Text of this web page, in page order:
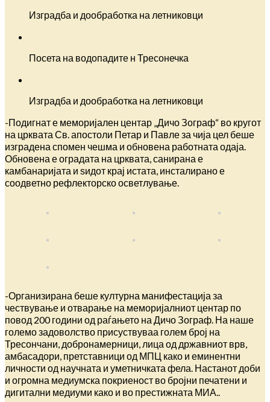
Изградба и дообработка на летниковци
Посета на водопадите н Тресонечка
Изградба и дообработка на летниковци
-Подигнат е меморијален центар „Дичо Зограф“ во кругот
на црквата Св. апостоли Петар и Павле за чија цел беше
изградена спомен чешма и обновена работната одаја.
Обновена е оградата на црквата, санирана е
камбанаријата и ѕидот крај истата, инсталирано е
соодветно рефлекторско осветлување.
-Организирана беше културна манифестација за
чествување и отварање на меморијалниот центар по
повод 200 години од раѓањето на Дичо Зограф. На наше
големо задоволство присуствуваа голем број на
Тресончани, добронамерници, лица од државниот врв,
амбасадори, претставници од МПЦ како и еминентни
личности од научната и уметничката фела. Настанот доби
и огромна медиумска покриеност во бројни печатени и
дигитални медиуми како и во престижната МИА..